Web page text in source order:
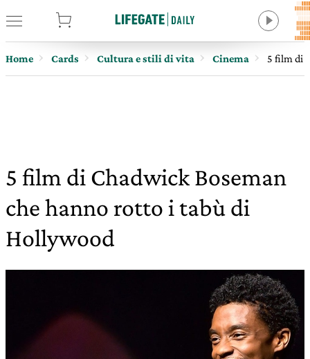
Home Cards Cultura e stili di vita Cinema 5 film di
5 film di Chadwick Boseman
che hanno rotto i tabù di
Hollywood